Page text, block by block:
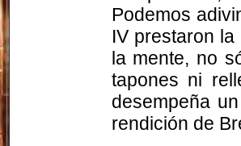
Podemos
IV prestaron
la mente, no
tapones ni
desempeña
rendición de